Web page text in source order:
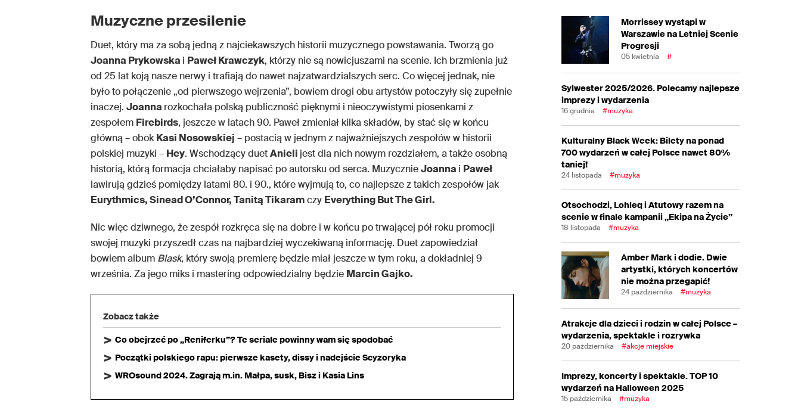
Muzyczne przesilenie
Duet, który ma za sobą jedną z najciekawszych historii muzycznego powstawania. Tworzą go
Joanna Prykowska i Paweł Krawczyk, którzy nie są nowicjuszami na scenie. Ich brzmienia już
od 25 lat koją nasze nerwy i trafiają do nawet najzatwardzialszych serc. Co więcej jednak, nie
było to połączenie „od pierwszego wejrzenia”, bowiem drogi obu artystów potoczyły się zupełnie
inaczej. Joanna rozkochała polską publiczność pięknymi i nieoczywistymi piosenkami z
zespołem Firebirds, jeszcze w latach 90. Paweł zmieniał kilka składów, by stać się w końcu
główną – obokKasi Nosowskiej – postacią w jednym z najważniejszych zespołów w historii
polskiej muzyki – Hey. Wschodzący duetAnieli jest dla nich nowym rozdziałem, a także osobną
historią, którą formacja chciałaby napisać po autorsku od serca. MuzycznieJoanna i Paweł
lawirują gdzieś pomiędzy latami 80. i 90., które wyjmują to, co najlepsze z takich zespołów jak
Eurythmics, Sinead O’Connor, Tanitą Tikaramczy Everything But The Girl.
Nic więc dziwnego, że zespół rozkręca się na dobre i w końcu po trwającej pół roku promocji
swojej muzyki przyszedł czas na najbardziej wyczekiwaną informację. Duet zapowiedział
bowiem album Blask, który swoją premierę będzie miał jeszcze w tym roku, a dokładniej 9
września. Za jego miks i mastering odpowiedzialny będzie Marcin Gajko.
Zobacz także
Co obejrzeć po „Reniferku”? Te seriale powinny wam się spodobać
Początki polskiego rapu: pierwsze kasety, dissy i nadejście Scyzoryka
WROsound 2024. Zagrają m.in. Małpa, susk, Bisz i Kasia Lins
Morrissey wystąpi w
Warszawie na Letniej Scenie
Progresji
05 kwietnia #
Sylwester 2025/2026. Polecamy najlepsze
imprezy i wydarzenia
16 grudnia #muzyka
Kulturalny Black Week: Bilety na ponad
700 wydarzeń w całej Polsce nawet 80%
taniej!
24 listopada #muzyka
Otsochodzi, Lohleq i Atutowy razem na
scenie w finale kampanii „Ekipa na Życie”
18 listopada #muzyka
Amber Mark i dodie. Dwie
artystki, których koncertów
nie można przegapić!
24 października #muzyka
Atrakcje dla dzieci i rodzin w całej Polsce –
wydarzenia, spektakle i rozrywka
20 października #akcje miejskie
Imprezy, koncerty i spektakle. TOP 10
wydarzeń na Halloween 2025
15 października #muzyka